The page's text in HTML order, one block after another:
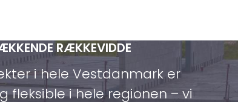
RÆKKEVIDDE
i hele Vestdanmark er
fleksible i hele regionen – vi